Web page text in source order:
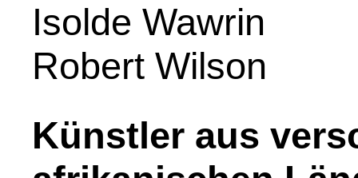
Isolde Wawrin
Robert Wilson
Künstler aus